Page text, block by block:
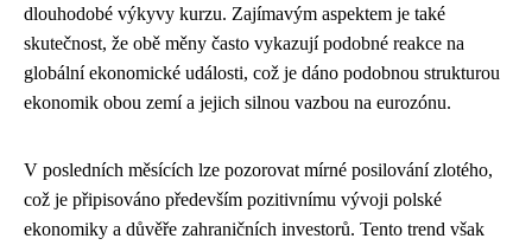
dlouhodobé výkyvy kurzu. Zajímavým aspektem je také
skutečnost, že obě měny často vykazují podobné reakce na
globální ekonomické události, což je dáno podobnou strukturou
ekonomik obou zemí a jejich silnou vazbou na eurozónu.
V posledních měsících lze pozorovat mírné posilování zlotého,
což je připisováno především pozitivnímu vývoji polské
ekonomiky a důvěře zahraničních investorů. Tento trend však